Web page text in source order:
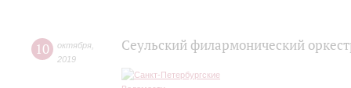
10 октября
2019
Сеульский филармонический